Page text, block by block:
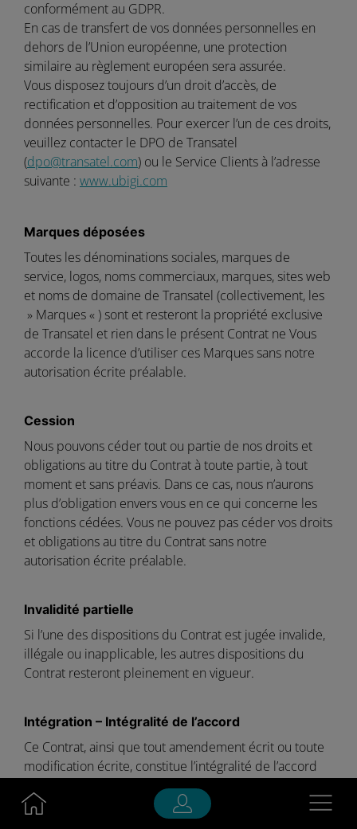
conformément au GDPR.
En cas de transfert de vos données personnelles en
dehors de l’Union européenne, une protection
similaire au règlement européen sera assurée.
Vous disposez toujours d’un droit d’accès, de
rectification et d’opposition au traitement de vos
données personnelles. Pour exercer l’un de ces droits,
veuillez contacter le DPO de Transatel
(dpo@transatel.com) ou le Service Clients à l’adresse
suivante : www.ubigi.com
Marques déposées
Toutes les dénominations sociales, marques de
service, logos, noms commerciaux, marques, sites web
et noms de domaine de Transatel (collectivement, les
» Marques « ) sont et resteront la propriété exclusive
de Transatel et rien dans le présent Contrat ne Vous
accorde la licence d’utiliser ces Marques sans notre
autorisation écrite préalable.
Cession
Nous pouvons céder tout ou partie de nos droits et
obligations au titre du Contrat à toute partie, à tout
moment et sans préavis. Dans ce cas, nous n’aurons
plus d’obligation envers vous en ce qui concerne les
fonctions cédées. Vous ne pouvez pas céder vos droits
et obligations au titre du Contrat sans notre
autorisation écrite préalable.
Invalidité partielle
Si l’une des dispositions du Contrat est jugée invalide,
illégale ou inapplicable, les autres dispositions du
Contrat resteront pleinement en vigueur.
Intégration – Intégralité de l’accord
Ce Contrat, ainsi que tout amendement écrit ou toute
modification écrite, constitue l’intégralité de l’accord
entre vous et Transatel en ce qui concerne le Service
et annule et remplace tous les accords ou conventions
antérieurs ou contemporains, écrits, électroniques ou